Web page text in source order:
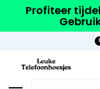
Profiteer